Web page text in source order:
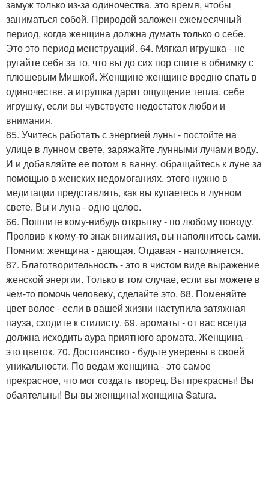
замуж только из-за одиночества. это время, чтобы
заниматься собой. Природой заложен ежемесячный
период, когда женщина должна думать только о себе.
Это это период менструаций. 64. Мягкая игрушка - не
ругайте себя за то, что вы до сих пор спите в обнимку с
плюшевым Мишкой. Женщине женщине вредно спать в
одиночестве. а игрушка дарит ощущение тепла. себе
игрушку, если вы чувствуете недостаток любви и
внимания.
65. Учитесь работать с энергией луны - постойте на
улице в лунном свете, заряжайте лунными лучами воду.
И и добавляйте ее потом в ванну. обращайтесь к луне за
помощью в женских недомоганиях. этого нужно в
медитации представлять, как вы купаетесь в лунном
свете. Вы и луна - одно целое.
66. Пошлите кому-нибудь открытку - по любому поводу.
Проявив к кому-то знак внимания, вы наполнитесь сами.
Помним: женщина - дающая. Отдавая - наполняется.
67. Благотворительность - это в чистом виде выражение
женской энергии. Только в том случае, если вы можете в
чем-то помочь человеку, сделайте это. 68. Поменяйте
цвет волос - если в вашей жизни наступила затяжная
пауза, сходите к стилисту. 69. ароматы - от вас всегда
должна исходить аура приятного аромата. Женщина -
это цветок. 70. Достоинство - будьте уверены в своей
уникальности. По ведам женщина - это самое
прекрасное, что мог создать творец. Вы прекрасны! Вы
обаятельны! Вы вы женщина! женщина Satura.